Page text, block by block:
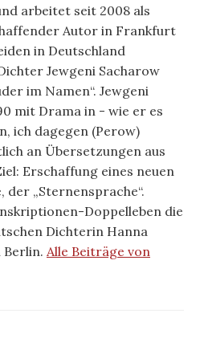
arbeitet seit 2008 als
Autor in Frankfurt
in Deutschland
Jewgeni Sacharow
im Namen“. Jewgeni
mit Drama in - wie er es
ich dagegen (Perow)
an Übersetzungen aus
Erschaffung eines neuen
der „Sternensprache“.
Doppelleben die
Dichterin Hanna
Berlin. Alle Beiträge von